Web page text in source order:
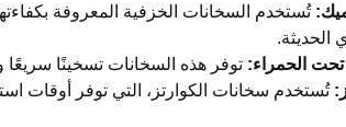
تُستخدم السخانات الخزفية المعروفة
الحديثة.
الحمراء: توفر هذه السخانات تسخينًا سريعًا
تُستخدم سخانات الكوارتز، التي توفر أوقات